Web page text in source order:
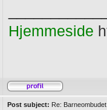
Hjemmeside
Post subject: Re: